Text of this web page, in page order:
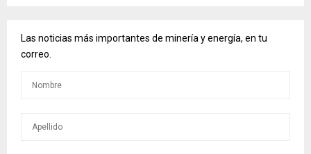
Las noticias más importantes de minería y energía, en tu
correo.